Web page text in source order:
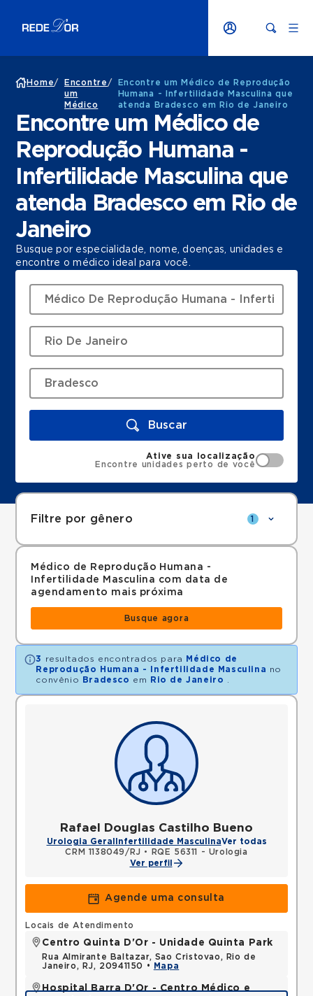
Home/
Encontre
um
Médico
/
Encontre um Médico de Reprodução
Humana - Infertilidade Masculina que
atenda Bradesco em Rio de Janeiro
Encontre um Médico de
Reprodução Humana -
Infertilidade Masculina que
atenda Bradesco em Rio de
Janeiro
Busque por especialidade, nome, doenças, unidades e
encontre o médico ideal para você.
Buscar
Ative sua localização
Encontre unidades perto de você
Filtre por gênero 1
Médico de Reprodução Humana -
Infertilidade Masculina com data de
agendamento mais próxima
Busque agora
3 resultados encontrados para
Médico de
Reprodução Humana - Infertilidade Masculina no
convênio
Bradesco em Rio de Janeiro
Rafael Douglas Castilho Bueno
Urologia Geral Infertilidade MasculinaVer todas
CRM 1138049/RJ •
RQE 56311 - Urologia
Ver perfil
Agende uma consulta
Locais de Atendimento
Centro Quinta D'Or - Unidade Quinta Park
Rua Almirante Baltazar, Sao Cristovao, Rio de
Janeiro, RJ, 20941150 •
Mapa
Hospital Barra D'Or - Centro Médico e